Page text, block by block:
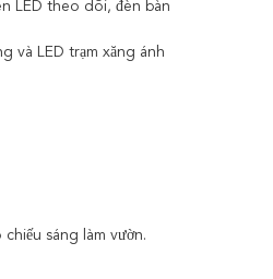
LED theo dõi, đèn bàn
và LED trạm xăng ánh
sáng làm vườn.